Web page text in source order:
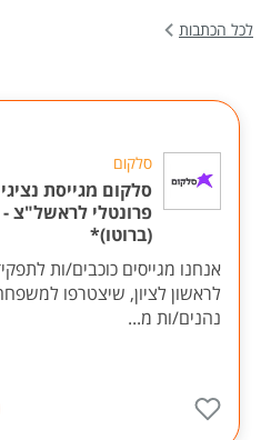
לכל הכתבות
סלקום
סלקום מגייסת
(ברוטו)*
אנחנו מגייסים כוכבים/ות
לראשון לציון, שיצטרפו
נהנים/ות מ...